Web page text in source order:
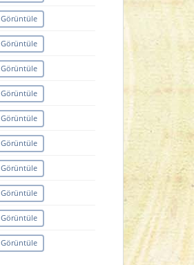
Görüntüle
Görüntüle
Görüntüle
Görüntüle
Görüntüle
Görüntüle
Görüntüle
Görüntüle
Görüntüle
Görüntüle